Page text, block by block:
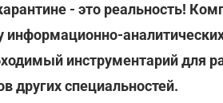
- это реальность!
информационно-
инструментарий для
других специальностей.